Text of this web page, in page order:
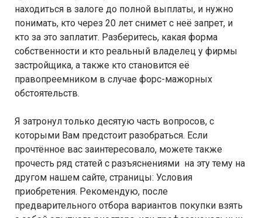
находиться в залоге до полной выплаты, и нужно
понимать, кто через 20 лет снимет с неё запрет, и
кто за это заплатит. Разберитесь, какая форма
собственности и кто реальный владелец у фирмы
застройщика, а также кто становится её
правопреемником в случае форс-мажорных
обстоятельств.
Я затронул только десятую часть вопросов, с
которыми Вам предстоит разобраться. Если
прочтённое вас заинтересовало, можете также
прочесть ряд статей с разъяснениями на эту тему на
другом нашем сайте, страницы: Условия
приобретения. Рекомендую, после
предварительного отбора вариантов покупки взять